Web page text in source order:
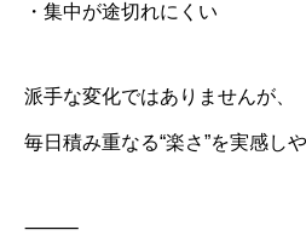
・集中が途切れにくい
派手な変化ではありませんが、
毎日積み重なる“楽さ”を実感し
⸻